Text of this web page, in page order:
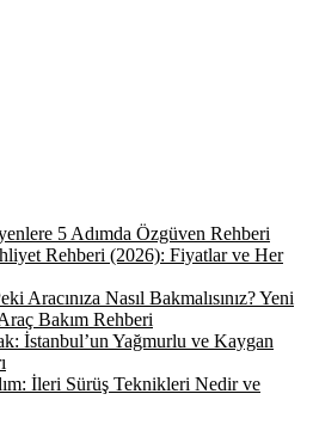
5 Adımda Özgüven Rehberi
Rehberi (2026): Fiyatlar ve Her
Aracınıza Nasıl Bakmalısınız? Yeni
Bakım Rehberi
İstanbul’un Yağmurlu ve Kaygan
İleri Sürüş Teknikleri Nedir ve